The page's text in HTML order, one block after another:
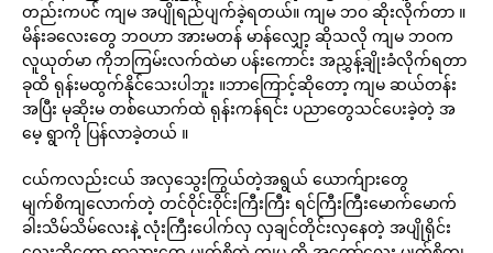
တည်းကပင် ကျမ အပျိုရည်ပျက်ခဲ့ရတယ်။ ကျမ ဘဝ ဆိုးလိုက်တာ ။
မိန်းခလေးတွေ ဘဝဟာ အားမတန် မာန်လျှော့ ဆိုသလို ကျမ ဘဝက
လူယုတ်မာ ကိုဘကြမ်းလက်ထဲမာ ပန်းကောင်း အညွှန့်ချိုးခံလိုက်ရတာ
ခုထိ ရုန်းမထွက်နိုင်သေးပါဘူး ။ဘာကြောင့်ဆိုတော့ ကျမ ဆယ်တန်း
အပြီး မုဆိုးမ တစ်ယောက်ထဲ ရုန်းကန်ရင်း ပညာတွေသင်ပေးခဲ့တဲ့ အ
မေ့ ရွာကို ပြန်လာခဲ့တယ် ။
ငယ်ကလည်းငယ် အလှသွေးကြွယ်တဲ့အရွယ် ယောက်ျားတွေ
မျက်စိကျလောက်တဲ့ တင်ဝိုင်းဝိုင်းကြီးကြီး ရင်ကြီးကြီးမောက်မောက်
ခါးသိမ်သိမ်လေးနဲ့ လုံးကြီးပေါက်လှ လှချင်တိုင်းလှနေတဲ့ အပျိုရိုင်း